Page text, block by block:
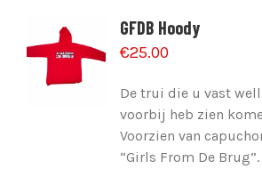
GFDB Hoody
€25.00
De trui die u vast
voorbij heb zien
Voorzien van
“Girls From De